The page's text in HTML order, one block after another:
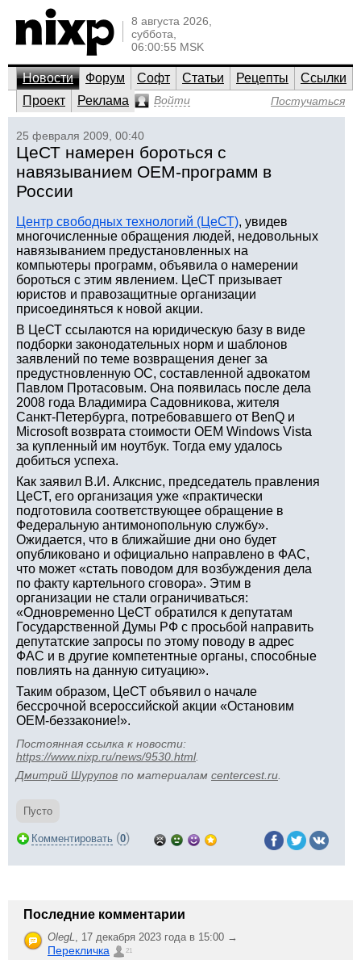
8 августа 2026,
суббота,
06:00:55 MSK
Новости Форум Софт Статьи Рецепты
Ссылки
Проект
Реклама Войти Постучаться
25 февраля 2009, 00:40
ЦеСТ намерен бороться с
навязыванием OEM-программ в
России
Центр свободных технологий (ЦеСТ), увидев
многочисленные обращения людей, недовольных
навязыванием предустановленных на
компьютеры программ, объявила о намерении
бороться с этим явлением. ЦеСТ призывает
юристов и правозащитные организации
присоединяться к новой акции.
В ЦеСТ ссылаются на юридическую базу в виде
подборки законодательных норм и шаблонов
заявлений по теме возвращения денег за
предустновленную ОС, составленной адвокатом
Павлом Протасовым. Она появилась после дела
2008 года Владимира Садовникова, жителя
Санкт-Петербурга, потребовавшего от BenQ и
Microsoft возврата стоимости OEM Windows Vista
за купленный им ноутбук. Тогда ему удалось
добиться успеха.
Как заявил В.И. Алкснис, председатель правления
ЦеСТ, его организация уже «практически
подготовила соответствующее обращение в
Федеральную антимонопольную службу».
Ожидается, что в ближайшие дни оно будет
опубликовано и официально направлено в ФАС,
что может «стать поводом для возбуждения дела
по факту картельного сговора». Этим в
организации не стали ограничиваться:
«Одновременно ЦеСТ обратился к депутатам
Государственной Думы РФ с просьбой направить
депутатские запросы по этому поводу в адрес
ФАС и в другие компетентные органы, способные
повлиять на данную ситуацию».
Таким образом, ЦеСТ объявил о начале
бессрочной всероссийской акции «Остановим
OEM-беззаконие!».
Постоянная ссылка к новости:
https://www.nixp.ru/news/9530.html.
Дмитрий Шурупов по материалам centercest.ru
Пусто
Комментировать (0)
Последние комментарии
OlegL, 17 декабря 2023 года в 15:00 →
Перекличка 21